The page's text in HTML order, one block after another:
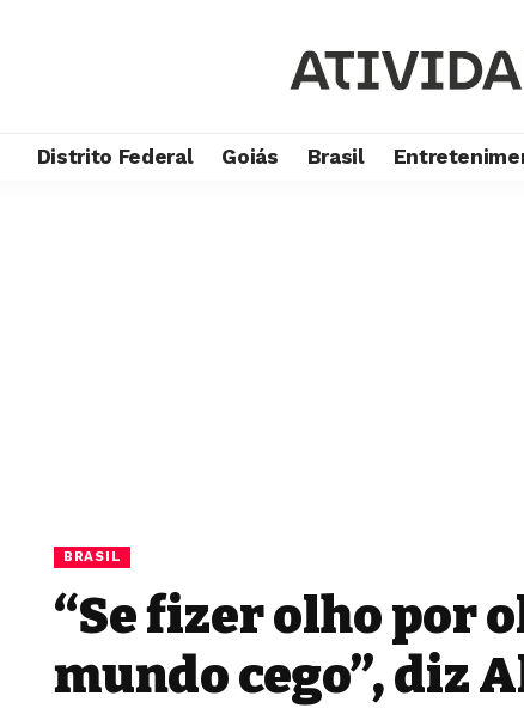
Distrito Federal Goiás Brasil
BRASIL
“Se fizer olho por
mundo cego”, diz